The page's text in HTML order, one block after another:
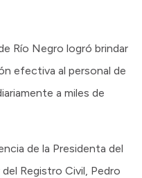
Río Negro logró brindar
efectiva al personal de
a miles de
de la Presidenta del
Registro Civil, Pedro